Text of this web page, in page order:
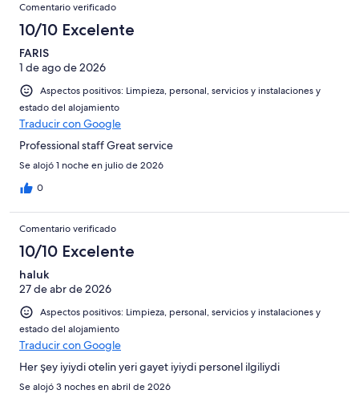
Comentario verificado
10/10 Excelente
FARIS
1 de ago de 2026
Aspectos positivos: Limpieza, personal, servicios y instalaciones y
estado del alojamiento
Traducir con Google
Professional staff Great service
Se alojó 1 noche en julio de 2026
0
Comentario verificado
10/10 Excelente
haluk
27 de abr de 2026
Aspectos positivos: Limpieza, personal, servicios y instalaciones y
estado del alojamiento
Traducir con Google
Her şey iyiydi otelin yeri gayet iyiydi personel ilgiliydi
Se alojó 3 noches en abril de 2026